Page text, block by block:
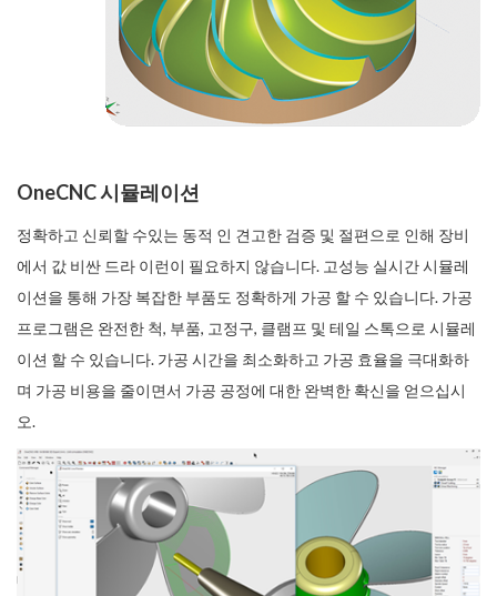
OneCNC 시뮬레이션
정확하고 신뢰할 수있는 동적 인 견고한 검증 및 절편으로 인해 장비
에서 값 비싼 드라 이런이 필요하지 않습니다. 고성능 실시간 시뮬레
이션을 통해 가장 복잡한 부품도 정확하게 가공 할 수 있습니다. 가공
프로그램은 완전한 척, 부품, 고정구, 클램프 및 테일 스톡으로 시뮬레
이션 할 수 있습니다. 가공 시간을 최소화하고 가공 효율을 극대화하
며 가공 비용을 줄이면서 가공 공정에 대한 완벽한 확신을 얻으십시
오.